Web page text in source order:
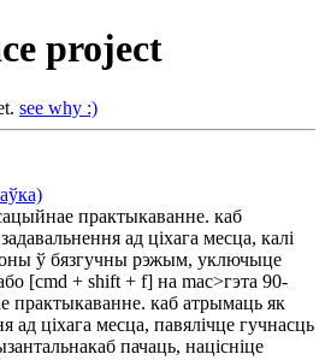
project
see why :)
практыкаванне. каб
ад ціхага месца, калі
ў бязгучны рэжым, уключыце
[cmd + shift + f] на mac>гэта 90-
практыкаванне. каб атрымаць як
ад ціхага месца, павялічце гучнасць
каб пачаць, націсніце